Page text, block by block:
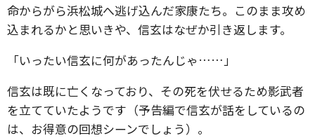
命からがら浜松城へ逃げ込んだ家康たち。このまま攻め
込まれるかと思いきや、信玄はなぜか引き返します。
「いったい信玄に何があったんじゃ……」
信玄は既に亡くなっており、その死を伏せるため影武者
を立てていたようです（予告編で信玄が話をしているの
は、お得意の回想シーンでしょう）。